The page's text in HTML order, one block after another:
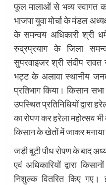
फूल मालाओं से भव्य स्वागत
भाजपा युवा मोर्चा के मंडल
के समन्वय अधिकारी श्री
रुद्रप्रयाग के जिला
सुपरवाइजर श्री संदीप
भट्ट के अलावा स्थानीय
प्रतिभाग किया। किसान
उपस्थित प्रतिनिधियों द्वारा
का रोपण कर हरेला महोत्सव
किसान के खेतों में जाकर मनाया
जड़ी बूटी पौध रोपण के बाद
एवं अधिकारियों द्वारा
निशुल्क वितरित किए